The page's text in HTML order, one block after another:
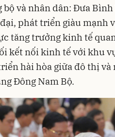
bộ và nhân dân: Đưa
phát triển giàu mạnh
tăng trưởng kinh tế
kết nối kinh tế với khu
hài hòa giữa đô thị và
Đông Nam Bộ.